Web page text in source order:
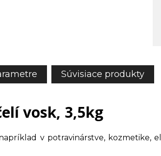
Súvisiace produkty
vosk, 3,5kg
v potravinárstve, kozmetike,